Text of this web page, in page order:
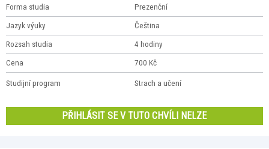
Forma studia Prezenční
Jazyk výuky Čeština
Rozsah studia 4 hodiny
Cena 700 Kč
Studijní program Strach a učení
PŘIHLÁSIT SE V TUTO CHVÍLI NELZE